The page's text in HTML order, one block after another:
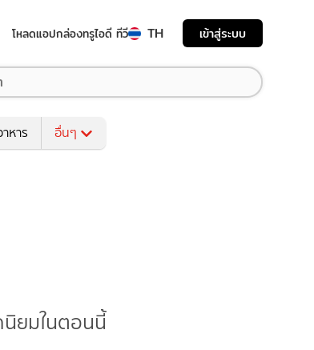
โหลดแอปกล่องทรูไอดี ทีวี TH เข้าสู่ระบบ
หาร อื่นๆ
ยมในตอนนี้